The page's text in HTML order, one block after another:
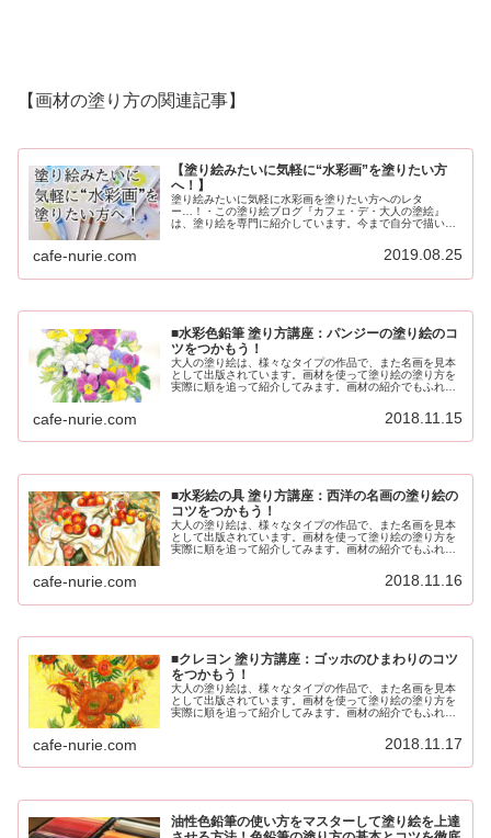
【画材の塗り方の関連記事】
【塗り絵みたいに気軽に“水彩画”を塗りたい方
へ！】
塗り絵みたいに気軽に水彩画を塗りたい方へのレタ
ー…！・この塗り絵ブログ『カフェ・デ・大人の塗絵』
は、塗り絵を専門に紹介しています。今まで自分で描いて
紹介しています。そんな塗り絵ファンの方が...
cafe-nurie.com 2019.08.25
■水彩色鉛筆 塗り方講座：パンジーの塗り絵のコ
ツをつかもう！
大人の塗り絵は、様々なタイプの作品で、また名画を見本
として出版されています。画材を使って塗り絵の塗り方を
実際に順を追って紹介してみます。画材の紹介でもふれま
cafe-nurie.com 2018.11.15
■水彩絵の具 塗り方講座：西洋の名画の塗り絵の
コツをつかもう！
大人の塗り絵は、様々なタイプの作品で、また名画を見本
として出版されています。画材を使って塗り絵の塗り方を
実際に順を追って紹介してみます。画材の紹介でもふれま
cafe-nurie.com 2018.11.16
■クレヨン 塗り方講座：ゴッホのひまわりのコツ
をつかもう！
大人の塗り絵は、様々なタイプの作品で、また名画を見本
として出版されています。画材を使って塗り絵の塗り方を
実際に順を追って紹介してみます。画材の紹介でもふれま
cafe-nurie.com 2018.11.17
油性色鉛筆の使い方をマスターして塗り絵を上達